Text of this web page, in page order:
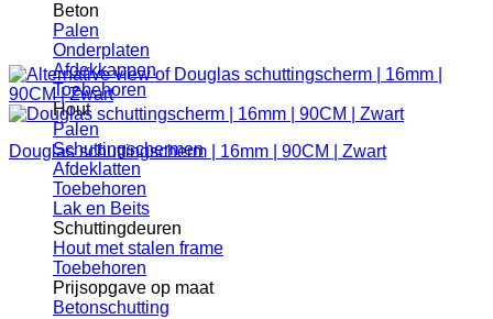
Beton
Palen
Onderplaten
Afdekkappen
Toebehoren
Hout
Palen
Schuttingschermen
Afdeklatten
Toebehoren
Lak en Beits
Schuttingdeuren
Hout met stalen frame
Toebehoren
Prijsopgave op maat
Betonschutting
Douglas schuttingscherm | 16mm | 90CM | Zwart